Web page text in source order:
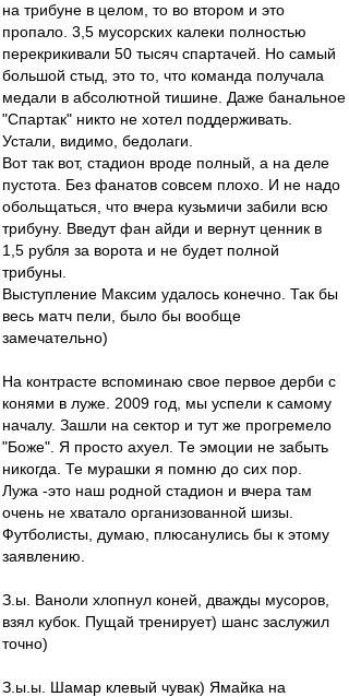
на трибуне в целом, то во втором и это
пропало. 3,5 мусорских калеки полностью
перекрикивали 50 тысяч спартачей. Но самый
большой стыд, это то, что команда получала
медали в абсолютной тишине. Даже банальное
"Спартак" никто не хотел поддерживать.
Устали, видимо, бедолаги.
Вот так вот, стадион вроде полный, а на деле
пустота. Без фанатов совсем плохо. И не надо
обольщаться, что вчера кузьмичи забили всю
трибуну. Введут фан айди и вернут ценник в
1,5 рубля за ворота и не будет полной
трибуны.
Выступление Максим удалось конечно. Так бы
весь матч пели, было бы вообще
замечательно)
На контрасте вспоминаю свое первое дерби с
конями в луже. 2009 год, мы успели к самому
началу. Зашли на сектор и тут же прогремело
"Боже". Я просто ахуел. Те эмоции не забыть
никогда. Те мурашки я помню до сих пор.
Лужа -это наш родной стадион и вчера там
очень не хватало организованной шизы.
Футболисты, думаю, плюсанулись бы к этому
заявлению.
З.ы. Ваноли хлопнул коней, дважды мусоров,
взял кубок. Пущай тренирует) шанс заслужил
точно)
З.ы.ы. Шамар клевый чувак) Ямайка на